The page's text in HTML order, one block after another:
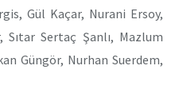
Gül Kaçar, Nurani Ersoy,
Sertaç Şanlı, Mazlum
Güngör, Nurhan Suerdem,